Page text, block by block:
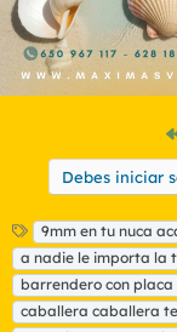
Debes iniciar
E
t
i
q
u
9mm en tu nuca
a nadie le importa la
barrendero con placa
caballera caballera